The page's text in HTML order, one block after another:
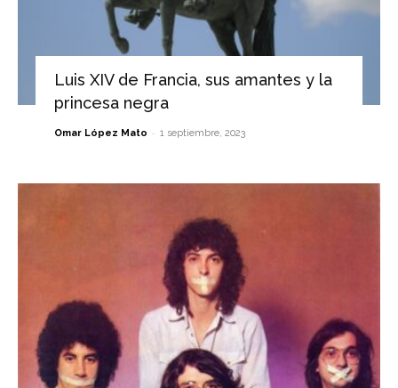
Luis XIV de Francia, sus amantes y la
princesa negra
Omar López Mato - 1 septiembre, 2023